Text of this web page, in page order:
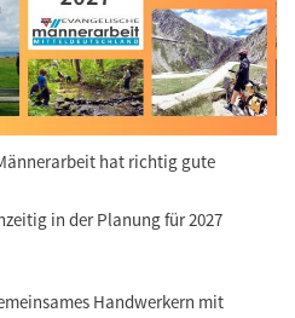
hat richtig gute
in der Planung für 2027
Handwerkern mit